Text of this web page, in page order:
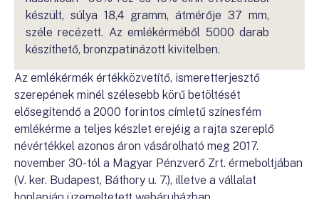
készült, súlya 18,4 gramm, átmérője 37 mm,
széle recézett. Az emlékérméből 5000 darab
készíthető, bronzpatinázott kivitelben.
Az emlékérmék értékközvetítő, ismeretterjesztő
szerepének minél szélesebb körű betöltését
elősegítendő a 2000 forintos címletű színesfém
emlékérme a teljes készlet erejéig a rajta szereplő
névértékkel azonos áron vásárolható meg 2017.
november 30-tól a Magyar Pénzverő Zrt. érmeboltjában
(V. ker. Budapest, Báthory u. 7.), illetve a vállalat